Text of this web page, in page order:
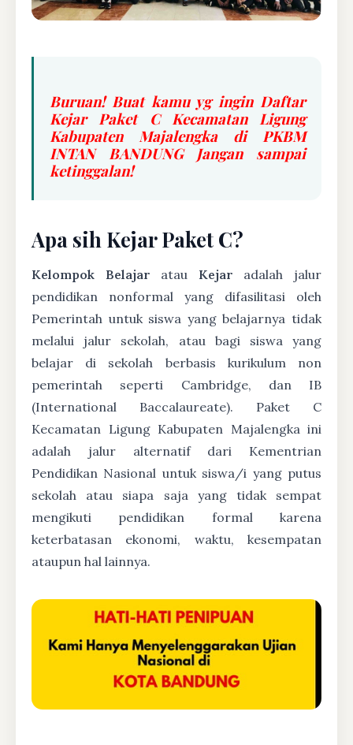
Buruan! Buat kamu yg ingin Daftar
Kejar Paket C Kecamatan Ligung
Kabupaten Majalengka di PKBM
INTAN BANDUNG Jangan sampai
ketinggalan!
Apa sih Kejar Paket C?
Kelompok Belajar atau Kejar adalah jalur
pendidikan nonformal yang difasilitasi oleh
Pemerintah untuk siswa yang belajarnya tidak
melalui jalur sekolah, atau bagi siswa yang
belajar di sekolah berbasis kurikulum non
pemerintah seperti Cambridge, dan IB
(International Baccalaureate). Paket C
Kecamatan Ligung Kabupaten Majalengka ini
adalah jalur alternatif dari Kementrian
Pendidikan Nasional untuk siswa/i yang putus
sekolah atau siapa saja yang tidak sempat
mengikuti pendidikan formal karena
keterbatasan ekonomi, waktu, kesempatan
ataupun hal lainnya.